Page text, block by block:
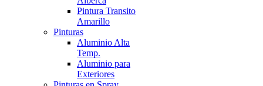
Pintura Transito
Amarillo
Pinturas
Aluminio Alta
Temp.
Aluminio para
Exteriores